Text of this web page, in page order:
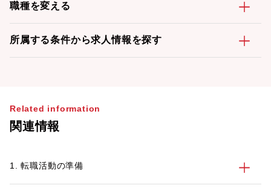
職種を変える
所属する条件から求人情報を探す
Related information
関連情報
1. 転職活動の準備